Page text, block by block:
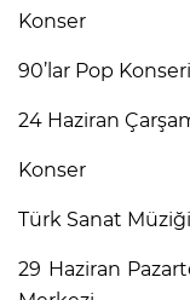
Konser
90’lar Pop
24 Haziran
Konser
Türk Sanat
29 Haziran